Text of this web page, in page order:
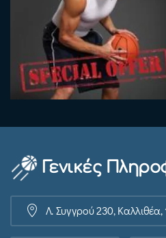
Γενικές
Λ. Συγγρού 230, Καλλιθέα,